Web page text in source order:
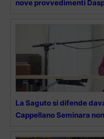
nove provvedimenti
La Saguto si difende
Cappellano Seminara